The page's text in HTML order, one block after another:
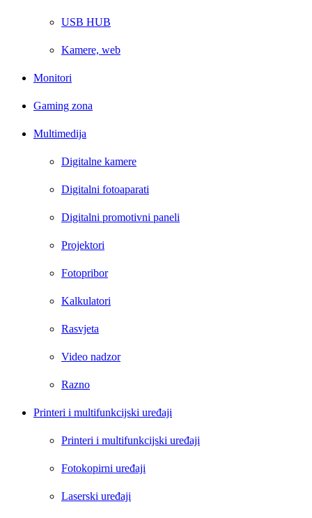
USB HUB
Kamere, web
Monitori
Gaming zona
Multimedija
Digitalne kamere
Digitalni fotoaparati
Digitalni promotivni paneli
Projektori
Fotopribor
Kalkulatori
Rasvjeta
Video nadzor
Razno
Printeri i multifunkcijski uređaji
Printeri i multifunkcijski uređaji
Fotokopirni uređaji
Laserski uređaji